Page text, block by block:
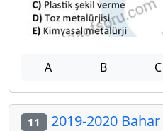
A B C
11 2019-2020